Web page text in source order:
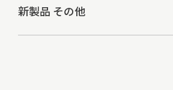
新製品 その他